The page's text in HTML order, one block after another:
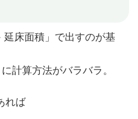
床面積」で出すのが基
計算方法がバラバラ。
れば